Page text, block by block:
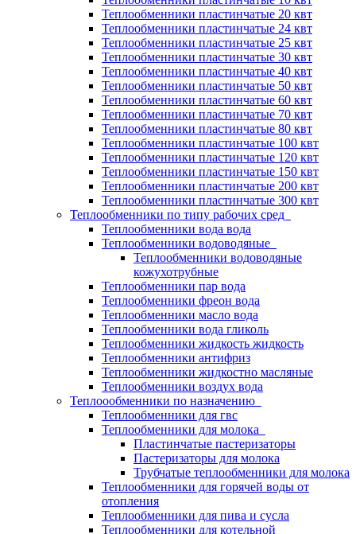
Теплообменники пластинчатые 20 квт
Теплообменники пластинчатые 24 квт
Теплообменники пластинчатые 25 квт
Теплообменники пластинчатые 30 квт
Теплообменники пластинчатые 40 квт
Теплообменники пластинчатые 50 квт
Теплообменники пластинчатые 60 квт
Теплообменники пластинчатые 70 квт
Теплообменники пластинчатые 80 квт
Теплообменники пластинчатые 100 квт
Теплообменники пластинчатые 120 квт
Теплообменники пластинчатые 150 квт
Теплообменники пластинчатые 200 квт
Теплообменники пластинчатые 300 квт
Теплообменники по типу рабочих сред
Теплообменники вода вода
Теплообменники водоводяные
Теплообменники водоводяные
кожухотрубные
Теплообменники пар вода
Теплообменники фреон вода
Теплообменники масло вода
Теплообменники вода гликоль
Теплообменники жидкость жидкость
Теплообменники антифриз
Теплообменники жидкостно масляные
Теплообменники воздух вода
Теплоообменники по назначению
Теплообменники для гвс
Теплообменники для молока
Пластинчатые пастеризаторы
Пастеризаторы для молока
Трубчатые теплообменники для молока
Теплообменники для горячей воды от
отопления
Теплообменники для пива и сусла
Теплообменники для котельной